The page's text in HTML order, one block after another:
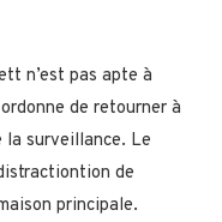
n’est pas apte à
de retourner à
la surveillance. Le
de
principale.